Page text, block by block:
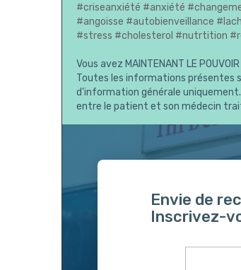
#criseanxiété #anxiété
#angoisse #autobienveillance
#stress #cholesterol #nutrtition
Vous avez MAINTENANT LE
Toutes les informations présentes
d'information générale
entre le patient et son médecin
Envie de
Inscrivez-